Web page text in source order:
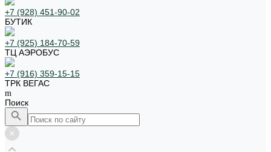
+7 (928) 451-90-02
БУТИК
+7 (925) 184-70-59
ТЦ АЭРОБУС
+7 (916) 359-15-15
ТРК ВЕГАС
Поиск